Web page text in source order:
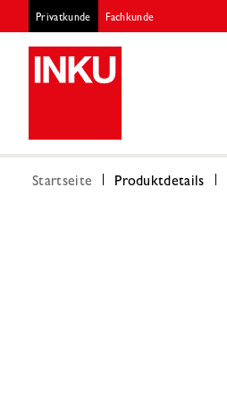
Privatkunde Fachkunde
Startseite Produktdetails